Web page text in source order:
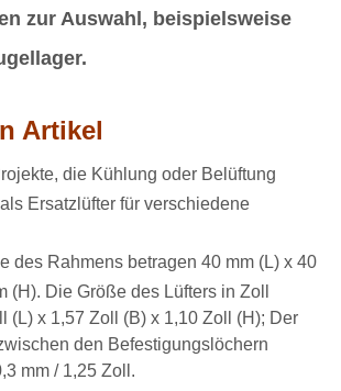
zur Auswahl, beispielsweise
Artikel
die Kühlung oder Belüftung
Ersatzlüfter für verschiedene
des Rahmens betragen 40 mm (L) x 40
(H). Die Größe des Lüfters in Zoll
(L) x 1,57 Zoll (B) x 1,10 Zoll (H); Der
den Befestigungslöchern
mm / 1,25 Zoll.